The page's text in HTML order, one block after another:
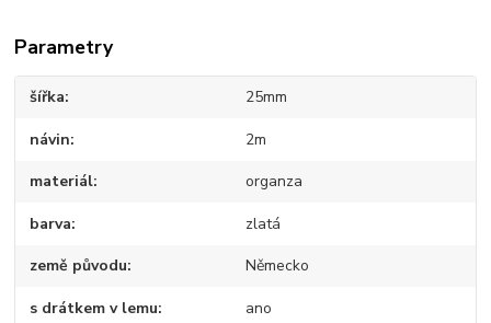
Parametry
šířka 25mm
návin 2m
materiál organza
barva zlatá
země původu Německo
s drátkem v lemu ano